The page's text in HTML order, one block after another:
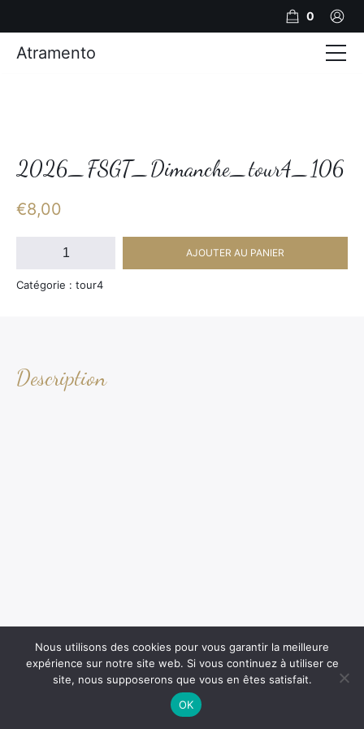
2026_FSGT_Dimanche_tour4_106
€8,00
quantité
2026_FSGT_Dimanche_tour4_106
AJOUTER AU PANIER
Catégorie : tour4
Description
0
Atramento
Photos
Nous utilisons des cookies pour vous garantir la meilleure
expérience sur notre site web. Si vous continuez à utiliser ce
site, nous supposerons que vous en êtes satisfait.
OK